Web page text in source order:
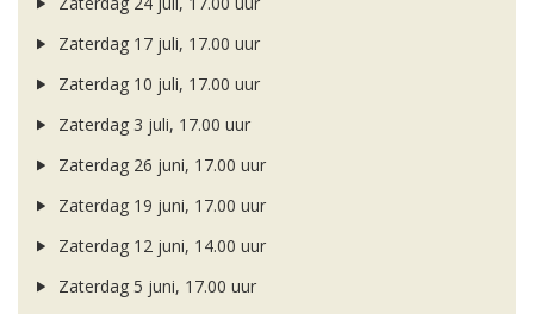
Zaterdag 17 juli, 17.00 uur
Zaterdag 10 juli, 17.00 uur
Zaterdag 3 juli, 17.00 uur
Zaterdag 26 juni, 17.00 uur
Zaterdag 19 juni, 17.00 uur
Zaterdag 12 juni, 14.00 uur
Zaterdag 5 juni, 17.00 uur